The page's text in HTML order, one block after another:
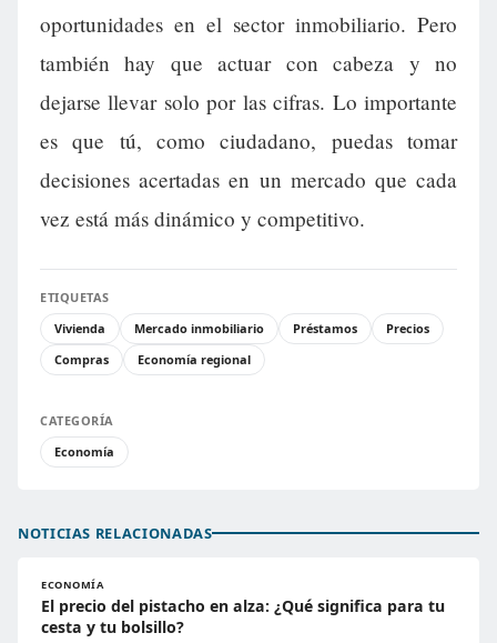
oportunidades en el sector inmobiliario. Pero
también hay que actuar con cabeza y no
dejarse llevar solo por las cifras. Lo importante
es que tú, como ciudadano, puedas tomar
decisiones acertadas en un mercado que cada
vez está más dinámico y competitivo.
ETIQUETAS
Vivienda
Mercado inmobiliario Préstamos
Precios
Compras
Economía regional
CATEGORÍA
Economía
NOTICIAS RELACIONADAS
ECONOMÍA
El precio del pistacho en alza: ¿Qué significa para tu
cesta y tu bolsillo?